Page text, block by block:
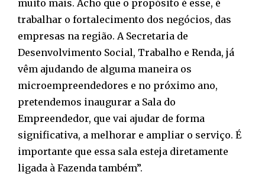
muito mais. Acho que o propósito é esse, é
trabalhar o fortalecimento dos negócios, das
empresas na região. A Secretaria de
Desenvolvimento Social, Trabalho e Renda, já
vêm ajudando de alguma maneira os
microempreendedores e no próximo ano,
pretendemos inaugurar a Sala do
Empreendedor, que vai ajudar de forma
significativa, a melhorar e ampliar o serviço. É
importante que essa sala esteja diretamente
ligada à Fazenda também”.